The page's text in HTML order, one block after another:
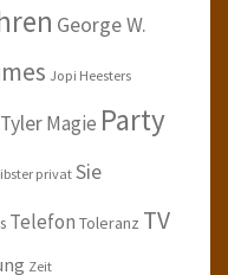
George W.
Jopi Heesters
Magie Party
privatSie
Telefon Toleranz TV
Zeit